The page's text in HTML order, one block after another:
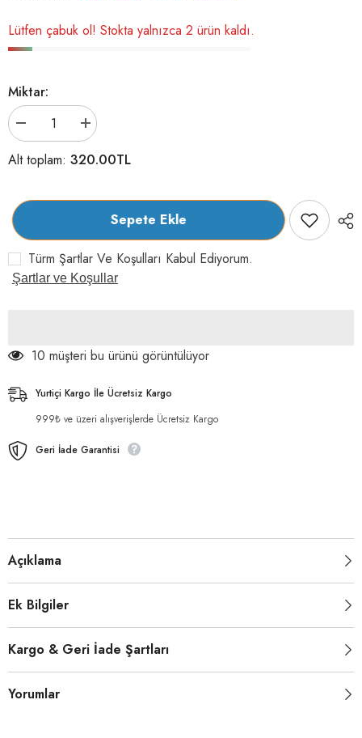
Lütfen çabuk ol! Stokta yalnızca 2 ürün kaldı.
Miktar:
Tailpetz
Air-
Mesh
Harness
Tasması
S
için
adeti
azaltın
Tailpetz
Air-
Mesh
Harness
Tasması
Okyanus
S
adeti
artırın
Alt toplam: 320.00TL
Sepete Ekle
Türm Şartlar Ve Koşulları Kabul Ediyorum.
Şartlar ve Koşullar
10 müşteri bu ürünü görüntülüyor
Yurtiçi Kargo İle Ücretsiz Kargo
999₺ ve üzeri alışverişlerde Ücretsiz Kargo
Geri İade Garantisi
Açıklama
Ek Bilgiler
Kargo & Geri İade Şartları
Yorumlar